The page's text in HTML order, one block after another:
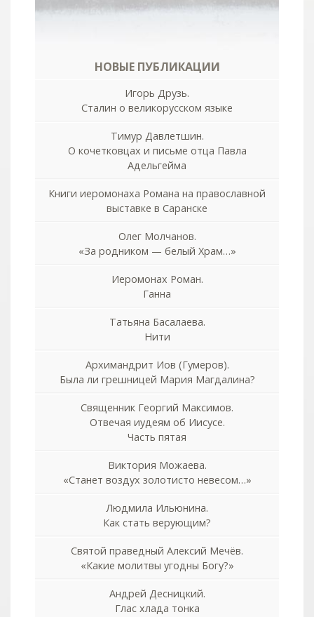
НОВЫЕ ПУБЛИКАЦИИ
Игорь Друзь.
Сталин о великорусском языке
Тимур Давлетшин.
О кочетковцах и письме отца Павла
Адельгейма
Книги иеромонаха Романа на православной
выставке в Саранске
Олег Молчанов.
«За родником — белый Храм…»
Иеромонах Роман.
Ганна
Татьяна Басалаева.
Нити
Архимандрит Иов (Гумеров).
Была ли грешницей Мария Магдалина?
Священник Георгий Максимов.
Отвечая иудеям об Иисусе.
Часть пятая
Виктория Можаева.
«Станет воздух золотисто невесом…»
Людмила Ильюнина.
Как стать верующим?
Святой праведный Алексий Мечёв.
«Какие молитвы угодны Богу?»
Андрей Десницкий.
Глас хлада тонка